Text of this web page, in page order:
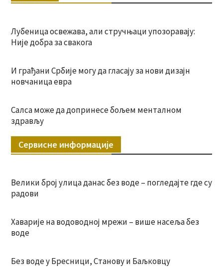
Лубеница освежава, али стручњаци упозоравају:
Није добра за свакога
И грађани Србије могу да гласају за нови дизајн
новчаница евра
Салса може да допринесе бољем менталном
здрављу
Сервисне информације
Велики број улица данас без воде – погледајте где су
радови
Хаварије на водоводној мрежи – више насеља без
воде
Без воде у Бресници, Станову и Баљковцу